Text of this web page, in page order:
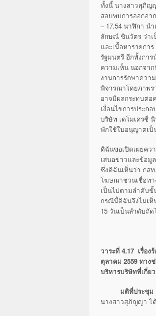
ทั้งนี้ นางสาวสุภิญ
สอบพบการออกอา
– 17.54 นาฬิกา น
ลักษณ์ ชินวัตร ว่าเ
และเนื้อหารายกา
รัฐมนตรี อีกทั้งการ
ความเห็น นอกจา
งานการรักษาควา
พิจารณาโดยภาพร
อาจมีผลกระทบต่
เงื่อนไขการประก
บริษัท เดโมเครซี่
พักใช้ใบอนุญาตเป็
ดิฉันขอเปิดเผยคว
เสนอข่าวและข้อมู
ซึ่งดิฉันเห็นว่า กส
โฆษณาชวนเชื่อทา
เป็นไปตามลำดับขั้
กรณีนี้ดิฉันจึงไม่เ
15 วันเป็นลำดับถัด
วาระที่ 4.17 เรื่อง
ตุลาคม 2559 ทาง
บริหารบริษัทที่เกี่ย
มติที่ประชุม
นางสาวสุภิญญา ไ